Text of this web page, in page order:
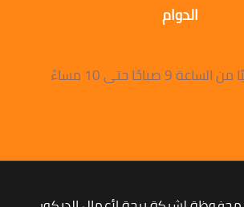
الدوام
9 صباحًا حتى 10 مساءً